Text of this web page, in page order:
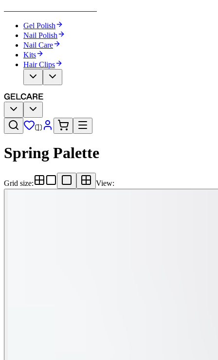
Gel Polish
Nail Polish
Nail Care
Kits
Hair Clips
Spring Palette​​​​‌ ‍ ​‍​‍‌‍ ‌ ​‍‌‍‍‌‌‍‌ ‌‍‍‌‌‍ ‍​‍​‍​ ‍‍​‍​‍‌ ​ ‌‍​‌‌‍ ‍‌‍‍‌‌ ‌​‌ ‍‌​‍ ‍‌‍‍‌‌‍ ​‍​‍​‍ ​​‍​‍‌‍‍​‌ ​‍‌‍‌‌‌‍‌‍​‍​‍​ ‍‍​‍​‍‌‍‍​‌ ‌​‌ ‌​‌ ​​‌ ​ ​ ‍‍​‍ ​‍ ‌‍‌ ‌‍‌‌‌‍ ​‌‍​ ‌‍​‌‌ ​‍‌‍‌‌​‍ ‍‌ ​ ‌‍​‌‌‍ ‍‌‍‍‌‌ ‌​‌ ‍‌​‍ ‍‌ ​ ‌ ‌​‌ ‌‌‌‍‌​‌‍‍‌‌‍ ​‍ ‌‍‍‌‌‍ ‍‌ ‌​‌‍‌‌‌‍ ‍‌ ‌​​‍ ‌‍‌‌‌‍‌​‌‍‍‌‌ ‌​​‍ ‌‍ ‌‌‍ ‌‍‌​‌‍‌‌​ ‌‌ ​​‌ ​‍‌‍‌‌‌ ​ ‌‍‌‌‌‍ ‍‌ ‌​‌‍​‌‌ ‌​‌‍‍‌‌‍ ‌‍ ‍​ ‍ ‌‍‍‌‌‍‌​​ ‌‌ ​ ‌‍‍​‌‍ ‌ ​​‌‍‍‌‌‍‌‍‌ ‍‌‌​​ ‌‍ ‌‍ ​‌‍ ​‌‍‌‌‌‍​ ‌ ‌​‌‍‍‌‌‍ ‌‍ ‍​‍ ‌​ ‌‍​ ‌‌​ ​‍​ ‌​​ ‍​​ ​‍​ ‌​​ ​‌​ ​‍​ ‍​​ ​ ​ ‌ ​ ‍ ‌ ‌​‌ ‍‌‌ ​​‌‍‌‌​ ‌‌‍​ ‌‍ ‌‍ ​‌‍ ​‌‍‌‌‌‍​ ‌ ‌​‌‍‍‌‌‍ ‌‍ ‍​ ‍ ‌ ​​‌‍​‌‌ ‌​‌‍‍​​ ‌‌ ​ ‌ ‌​‌‍ ‌ ​‍‌‍‌‌​‍ ‍‌ ‌​‌‍‍‌‌ ‌​‌‍ ​‌‍‌‌​ ‌‍​‍‌‍​‌‌ ​ ‌‍‌‌‌‌‌‌‌ ​‍‌‍ ​​ ‌‌‍‍​‌ ‌​‌ ‌​‌ ​​‌ ​ ​‍‌‌​ ​ ‌​​‌​‍‌‌​ ​‍‌​‌‍​‍‌‌​ ​‍‌​‌‍‌‍‌ ‌‍‌‌‌‍ ​‌‍​ ‌‍​‌‌ ​‍‌‍‌‌​‍ ‍‌ ​ ‌‍​‌‌‍ ‍‌‍‍‌‌ ‌​‌ ‍‌​‍ ‍‌ ​ ‌ ‌​‌ ‌‌‌‍‌​‌‍‍‌‌‍ ​‍‌‍‌‍‍‌‌‍‌​​ ‌‌ ​ ‌‍‍​‌‍ ‌ ​​‌‍‍‌‌‍‌‍‌ ‍‌‌​​ ‌‍ ‌‍ ​‌‍ ​‌‍‌‌‌‍​ ‌ ‌​‌‍‍‌‌‍ ‌‍ ‍​‍ ‌​ ‌‍​ ‌‌​ ​‍​ ‌​​ ‍​​ ​‍​ ‌​​ ​‌​ ​‍​ ‍​​ ​ ​ ‌ ​‍‌‍‌ ‌​‌ ‍‌‌ ​​‌‍‌‌​ ‌‌‍​ ‌‍ ‌‍ ​‌‍ ​‌‍‌‌‌‍​ ‌ ‌​‌‍‍‌‌‍ ‌‍ ‍​‍‌‍‌ ​​‌‍​‌‌ ‌​‌‍‍​​ ‌‌ ​ ‌ ‌​‌‍ ‌ ​‍‌‍‌‌​‍ ‍‌ ‌​‌‍‍‌‌ ‌​‌‍ ​‌‍‌‌​‍‌‍‌ ​​‌‍‌‌‌ ​‍‌ ​ ‌ ​​‌‍‌‌‌‍​ ‌ ‌​‌‍‍‌‌ ‌‍‌‍‌‌​ ‌‌ ​​‌ ‌‌‌‍​‍‌‍ ​‌‍‍‌‌ ​ ‌‍‍​‌‍‌‌‌‍‌​​‍​‍‌ ‌
Grid size: View: